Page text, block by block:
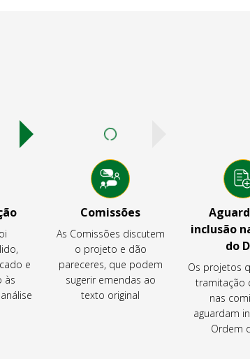
e
às
Comissões
As Comissões discutem
o projeto e dão
pareceres, que podem
sugerir emendas ao
texto original
inclusão
do
Os projetos
tramitação
nas
aguardam
Ordem